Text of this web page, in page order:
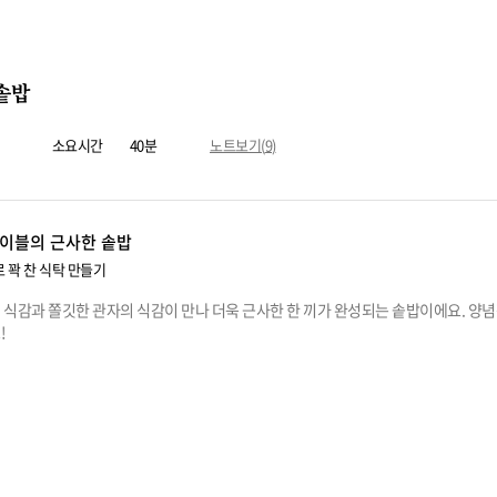
밥
소요시간 40분 노트보기(9)
블의 근사한 솥밥
꽉 찬 식탁 만들기
감과 쫄깃한 관자의 식감이 만나 더욱 근사한 한 끼가 완성되는 솥밥이에요. 양